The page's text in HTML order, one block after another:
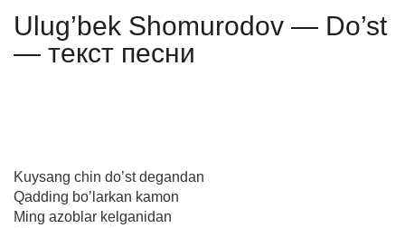
Ulug’bek Shomurodov — Do’st
— текст песни
Kuysang chin do’st degandan
Qadding bo’larkan kamon
Ming azoblar kelganidan